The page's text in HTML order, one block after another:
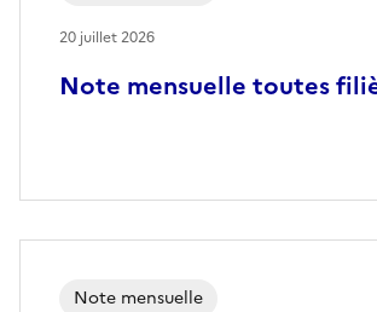
Note mensuelle toutes
20 juillet 2026
Note mensuelle